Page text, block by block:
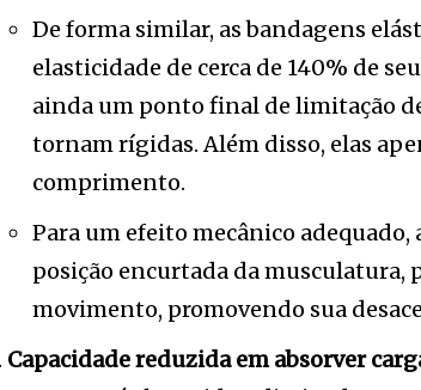
De forma similar, as bandagens
elasticidade de cerca de 140% de
ainda um ponto final de limitação
tornam rígidas. Além disso, elas
comprimento.
Para um efeito mecânico adequado,
posição encurtada da musculatura,
movimento, promovendo sua
Capacidade reduzida em absorver